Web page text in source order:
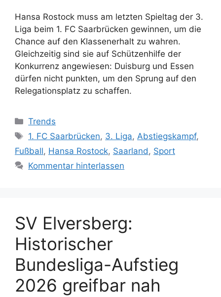
Hansa Rostock muss am letzten Spieltag der 3.
Liga beim 1. FC Saarbrücken gewinnen, um die
Chance auf den Klassenerhalt zu wahren.
Gleichzeitig sind sie auf Schützenhilfe der
Konkurrenz angewiesen: Duisburg und Essen
dürfen nicht punkten, um den Sprung auf den
Relegationsplatz zu schaffen.
Kategorien
Trends
Schlagwörter
1. FC Saarbrücken, 3. Liga, Abstiegskampf,
Fußball, Hansa Rostock, Saarland , Sport
Kommentar hinterlassen
SV Elversberg:
Historischer
Bundesliga-Aufstieg
2026 greifbar nah